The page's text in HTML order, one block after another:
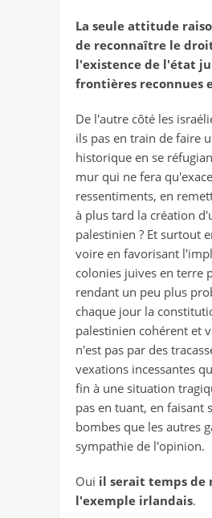
La seule attitude
de reconnaître le
l'existence de l'état
frontières reconnues
De l'autre côté les
ils pas en train de faire
historique en se
mur qui ne fera
ressentiments, en
à plus tard la création
palestinien ? Et surtout
voire en favorisant
colonies juives en terre
rendant un peu plus
chaque jour la
palestinien cohérent et
n'est pas par des
vexations incessantes
fin à une situation
pas en tuant, en faisant
bombes que les autres
sympathie de l'opinion.
Oui il serait temps de
l'exemple irlandais.